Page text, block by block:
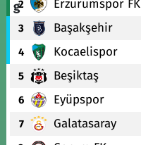
2 Erzurumspor FK
3 Başakşehir
4 Kocaelispor
5 Beşiktaş
6 Eyüpspor
7 Galatasaray